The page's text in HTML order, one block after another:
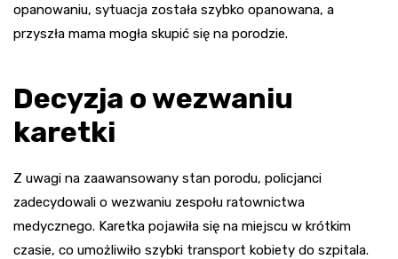
opanowaniu, sytuacja została szybko opanowana, a
przyszła mama mogła skupić się na porodzie.
Decyzja o wezwaniu
karetki
Z uwagi na zaawansowany stan porodu, policjanci
zadecydowali o wezwaniu zespołu ratownictwa
medycznego. Karetka pojawiła się na miejscu w krótkim
czasie, co umożliwiło szybki transport kobiety do szpitala.